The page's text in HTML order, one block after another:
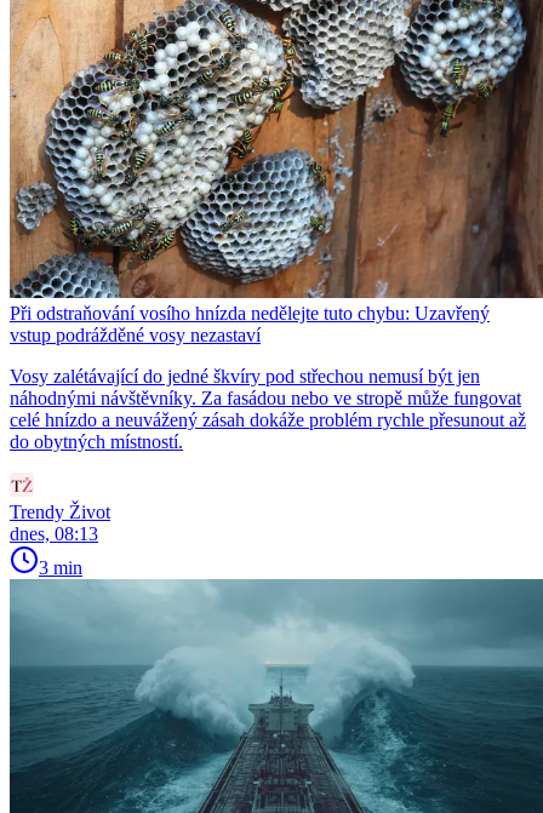
Při odstraňování vosího hnízda nedělejte tuto chybu: Uzavřený
vstup podrážděné vosy nezastaví
Vosy zalétávající do jedné škvíry pod střechou nemusí být jen
náhodnými návštěvníky. Za fasádou nebo ve stropě může fungovat
celé hnízdo a neuvážený zásah dokáže problém rychle přesunout až
do obytných místností.
Trendy Život
dnes, 08:13
3 min